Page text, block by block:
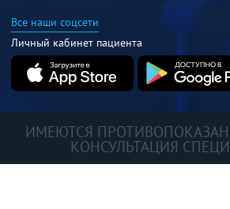
Все наши соцсети
Личный кабинет пациента
ИМЕЮТСЯ
КОНСУЛЬТАЦИЯ